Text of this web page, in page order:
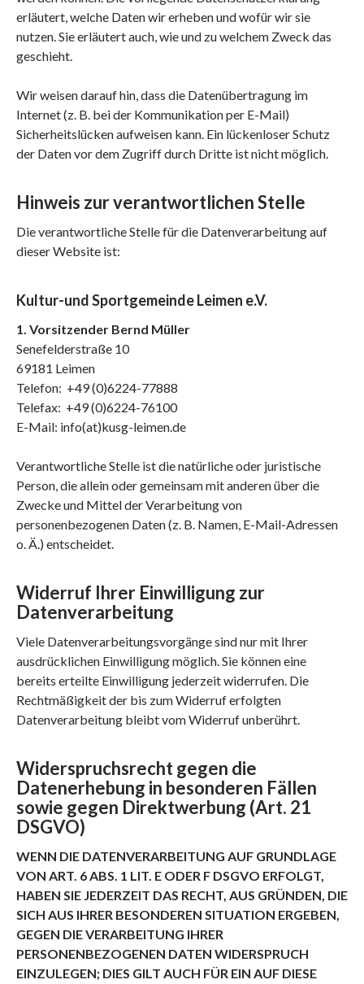
erläutert, welche Daten wir erheben und wofür wir sie
nutzen. Sie erläutert auch, wie und zu welchem Zweck das
geschieht.
Wir weisen darauf hin, dass die Datenübertragung im
Internet (z. B. bei der Kommunikation per E-Mail)
Sicherheitslücken aufweisen kann. Ein lückenloser Schutz
der Daten vor dem Zugriff durch Dritte ist nicht möglich.
Hinweis zur verantwortlichen Stelle
Die verantwortliche Stelle für die Datenverarbeitung auf
dieser Website ist:
Kultur-und Sportgemeinde Leimen e.V.
1. Vorsitzender Bernd Müller
Senefelderstraße 10
69181 Leimen
Telefon: +49 (0)6224-77888
Telefax: +49 (0)6224-76100
E-Mail: info(at)kusg-leimen.de
Verantwortliche Stelle ist die natürliche oder juristische
Person, die allein oder gemeinsam mit anderen über die
Zwecke und Mittel der Verarbeitung von
personenbezogenen Daten (z. B. Namen, E-Mail-Adressen
o. Ä.) entscheidet.
Widerruf Ihrer Einwilligung zur
Datenverarbeitung
Viele Datenverarbeitungsvorgänge sind nur mit Ihrer
ausdrücklichen Einwilligung möglich. Sie können eine
bereits erteilte Einwilligung jederzeit widerrufen. Die
Rechtmäßigkeit der bis zum Widerruf erfolgten
Datenverarbeitung bleibt vom Widerruf unberührt.
Widerspruchsrecht gegen die
Datenerhebung in besonderen Fällen
sowie gegen Direktwerbung (Art. 21
DSGVO)
WENN DIE DATENVERARBEITUNG AUF GRUNDLAGE
VON ART. 6 ABS. 1 LIT. E ODER F DSGVO ERFOLGT,
HABEN SIE JEDERZEIT DAS RECHT, AUS GRÜNDEN, DIE
SICH AUS IHRER BESONDEREN SITUATION ERGEBEN,
GEGEN DIE VERARBEITUNG IHRER
PERSONENBEZOGENEN DATEN WIDERSPRUCH
EINZULEGEN; DIES GILT AUCH FÜR EIN AUF DIESE